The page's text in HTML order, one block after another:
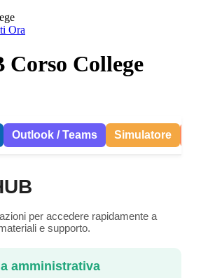
Ora
College
Outlook / Teams Simulatore
per accedere rapidamente a
e supporto.
amministrativa